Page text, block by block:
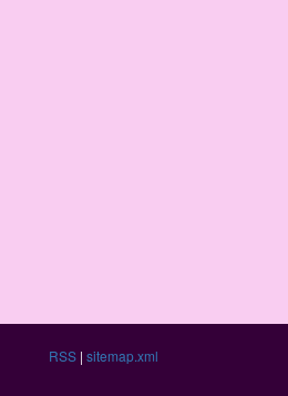
RSS | sitemap.xml